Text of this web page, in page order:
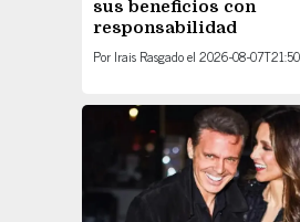
sus beneficios con
responsabilidad
Por Irais Rasgadoel 2026-08-